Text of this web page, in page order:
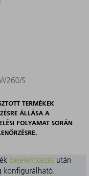
S
TERMÉKEK
ÁLLÁSA A
FOLYAMAT SORÁN
bejelentkezésután
konfigurálható.